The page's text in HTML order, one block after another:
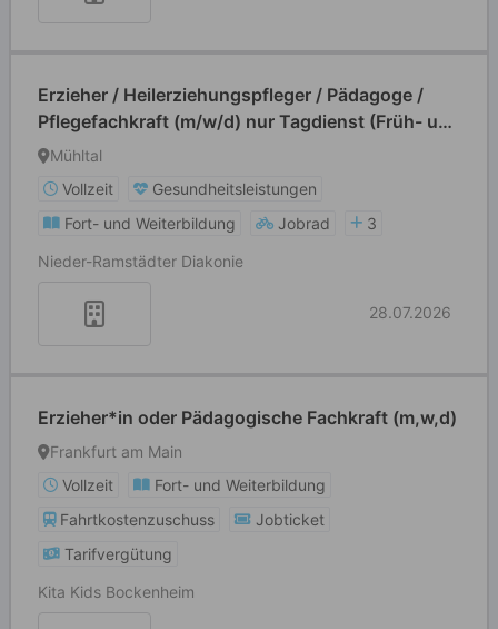
Erzieher / Heilerziehungspfleger / Pädagoge /
Pflegefachkraft (m/w/d) nur Tagdienst (Früh- und
Spätschicht)
Mühltal
Vollzeit
Gesundheitsleistungen
Fort- und Weiterbildung
Jobrad
3
Nieder-Ramstädter Diakonie
28.07.2026
Erzieher*in oder Pädagogische Fachkraft (m,w,d)
Frankfurt am Main
Vollzeit
Fort- und Weiterbildung
Fahrtkostenzuschuss
Jobticket
Tarifvergütung
Kita Kids Bockenheim